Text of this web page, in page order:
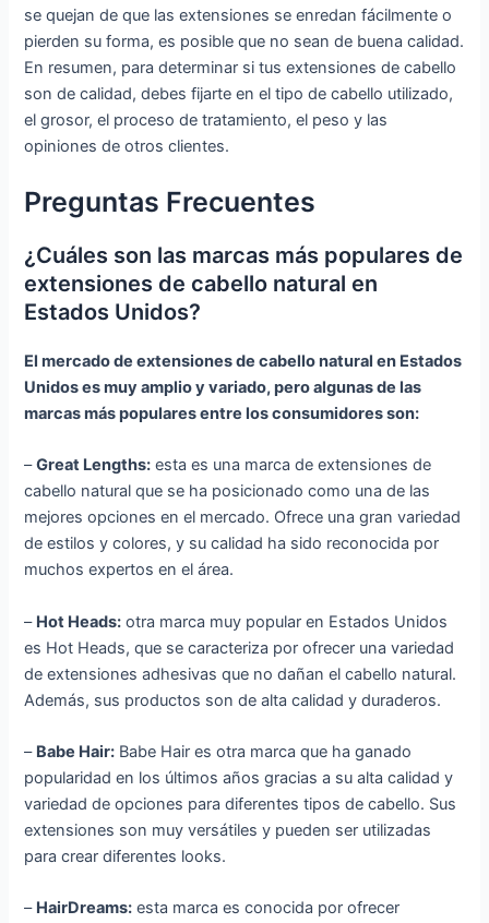
se quejan de que las extensiones se enredan fácilmente o
pierden su forma, es posible que no sean de buena calidad.
En resumen, para determinar si tus extensiones de cabello
son de calidad, debes fijarte en el tipo de cabello utilizado,
el grosor, el proceso de tratamiento, el peso y las
opiniones de otros clientes.
Preguntas Frecuentes
¿Cuáles son las marcas más populares de
extensiones de cabello natural en
Estados Unidos?
El mercado de extensiones de cabello natural en Estados
Unidos es muy amplio y variado, pero algunas de las
marcas más populares entre los consumidores son:
–Great Lengths: esta es una marca de extensiones de
cabello natural que se ha posicionado como una de las
mejores opciones en el mercado. Ofrece una gran variedad
de estilos y colores, y su calidad ha sido reconocida por
muchos expertos en el área.
– Hot Heads: otra marca muy popular en Estados Unidos
es Hot Heads, que se caracteriza por ofrecer una variedad
de extensiones adhesivas que no dañan el cabello natural.
Además, sus productos son de alta calidad y duraderos.
– Babe Hair: Babe Hair es otra marca que ha ganado
popularidad en los últimos años gracias a su alta calidad y
variedad de opciones para diferentes tipos de cabello. Sus
extensiones son muy versátiles y pueden ser utilizadas
para crear diferentes looks.
– HairDreams: esta marca es conocida por ofrecer